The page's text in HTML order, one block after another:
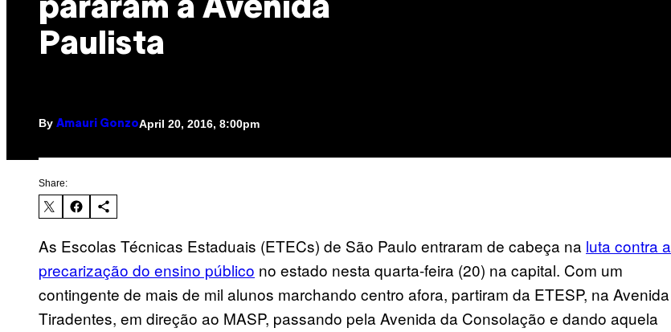
pararam a Avenida
Paulista
By Amauri GonzoApril 20, 2016, 8:00pm
Share:
As Escolas Técnicas Estaduais (ETECs) de São Paulo entraram de cabeça na luta contra a
precarização do ensino público no estado nesta quarta-feira (20) na capital. Com um
contingente de mais de mil alunos marchando centro afora, partiram da ETESP, na Avenida
Tiradentes, em direção ao MASP, passando pela Avenida da Consolação e dando aquela